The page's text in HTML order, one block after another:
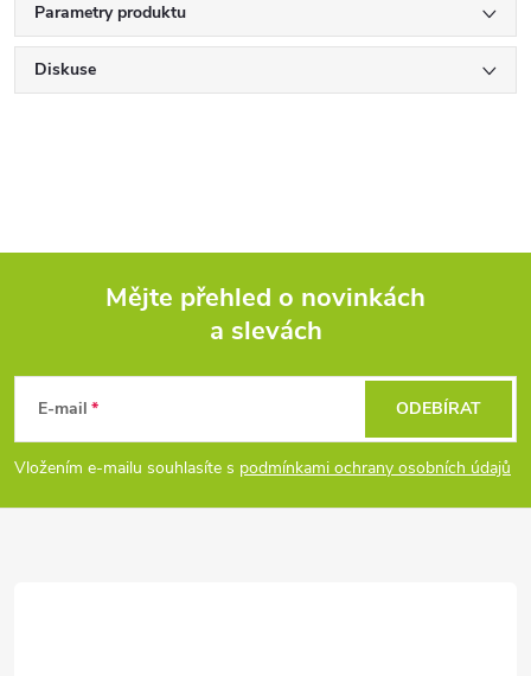
Parametry produktu
Diskuse
p
a
Mějte přehled o novinkách
a slevách
E-mail
Vložením e-mailu souhlasíte s podmínkami ochrany osobních údajů
ODEBÍRAT